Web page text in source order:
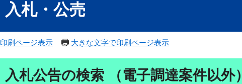
入札・公売
印刷ページ表示 大きな文字で印刷ページ表示
入札公告の検索 （電子調達案件以外）